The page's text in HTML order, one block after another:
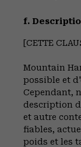
f.
[CETTE
Mountain
possible et
Cependant,
description
et autre
fiables,
poids et les